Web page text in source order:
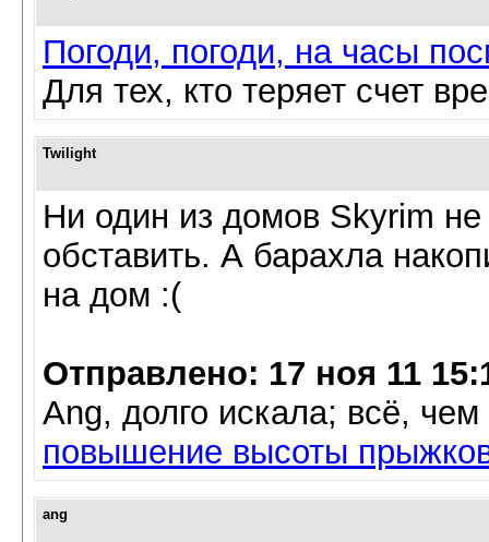
Погоди, погоди, на часы
Для тех, кто теряет счет
Twilight
Ни один из домов Skyrim
обставить. А барахла
на дом :(
Отправлено: 17 ноя 11
Ang, долго искала; всё,
повышение высоты
ang